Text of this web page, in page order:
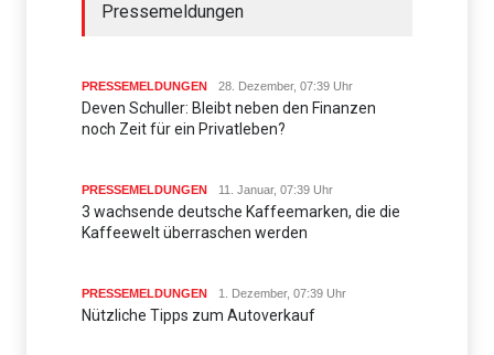
Pressemeldungen
PRESSEMELDUNGEN 28. Dezember, 07:39 Uhr
Deven Schuller: Bleibt neben den Finanzen
noch Zeit für ein Privatleben?
PRESSEMELDUNGEN 11. Januar, 07:39 Uhr
3 wachsende deutsche Kaffeemarken, die die
Kaffeewelt überraschen werden
PRESSEMELDUNGEN 1. Dezember, 07:39 Uhr
Nützliche Tipps zum Autoverkauf